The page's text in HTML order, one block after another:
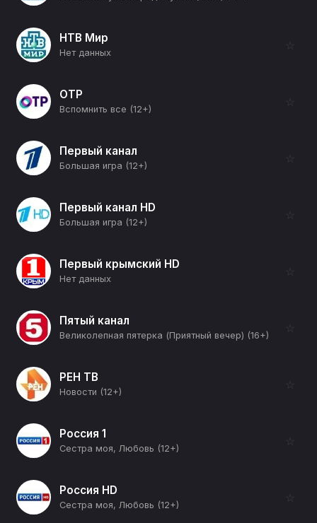
НТВ Мир
Нет данных
☆
ОТР
Вспомнить все (12+)
☆
Первый канал
Большая игра (12+)
☆
Первый канал HD
Большая игра (12+)
☆
Первый крымский HD
Нет данных
☆
Пятый канал
Великолепная пятерка (Приятный вечер) (16+)
☆
РЕН ТВ
Новости (12+)
☆
Россия 1
Сестра моя, Любовь (12+)
☆
Россия HD
Сестра моя, Любовь (12+)
☆